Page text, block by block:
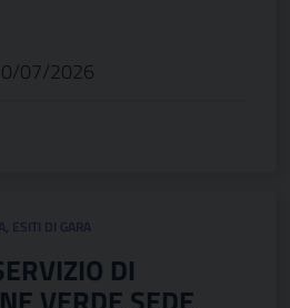
07/2026
, ESITI DI GARA
DI